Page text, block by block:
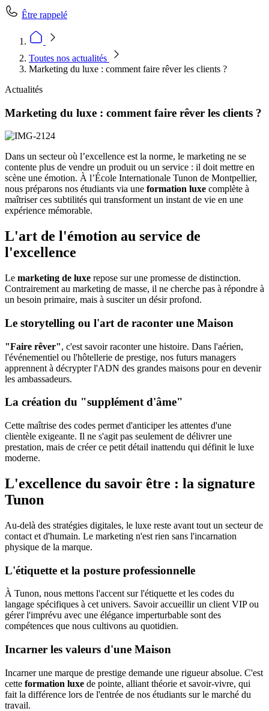
Être rappelé
Toutes nos actualités
Marketing du luxe : comment faire rêver les clients ?
Actualités
Marketing du luxe : comment faire rêver les clients ?
Dans un secteur où l’excellence est la norme, le marketing ne se
contente plus de vendre un produit ou un service : il doit mettre en
scène une émotion. À l’École Internationale Tunon de Montpellier,
nous préparons nos étudiants via une formation luxe complète à
maîtriser ces subtilités qui transforment un instant de vie en une
expérience mémorable.
L'art de l'émotion au service de
l'excellence
Le marketing de luxe repose sur une promesse de distinction.
Contrairement au marketing de masse, il ne cherche pas à répondre à
un besoin primaire, mais à susciter un désir profond.
Le storytelling ou l'art de raconter une Maison
"Faire rêver", c'est savoir raconter une histoire. Dans l'aérien,
l'événementiel ou l'hôtellerie de prestige, nos futurs managers
apprennent à décrypter l'ADN des grandes maisons pour en devenir
les ambassadeurs.
La création du "supplément d'âme"
Cette maîtrise des codes permet d'anticiper les attentes d'une
clientèle exigeante. Il ne s'agit pas seulement de délivrer une
prestation, mais de créer ce petit détail inattendu qui définit le luxe
moderne.
L'excellence du savoir être : la signature
Tunon
Au-delà des stratégies digitales, le luxe reste avant tout un secteur de
contact et d'humain. Le marketing n'est rien sans l'incarnation
physique de la marque.
L'étiquette et la posture professionnelle
À Tunon, nous mettons l'accent sur l'étiquette et les codes du
langage spécifiques à cet univers. Savoir accueillir un client VIP ou
gérer l'imprévu avec une élégance imperturbable sont des
compétences que nous cultivons au quotidien.
Incarner les valeurs d'une Maison
Incarner une marque de prestige demande une rigueur absolue. C'est
cette formation luxe de pointe, alliant théorie et savoir-vivre, qui
fait la différence lors de l'entrée de nos étudiants sur le marché du
travail.